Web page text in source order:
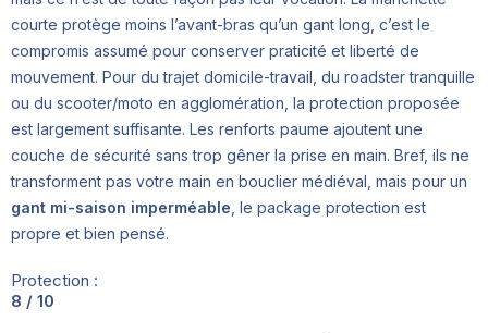
courte protège moins l’avant-bras qu’un gant long, c’est le
compromis assumé pour conserver praticité et liberté de
mouvement. Pour du trajet domicile-travail, du roadster tranquille
ou du scooter/moto en agglomération, la protection proposée
est largement suffisante. Les renforts paume ajoutent une
couche de sécurité sans trop gêner la prise en main. Bref, ils ne
transforment pas votre main en bouclier médiéval, mais pour un
gant mi-saison imperméable, le package protection est
propre et bien pensé.
Protection :
8 / 10